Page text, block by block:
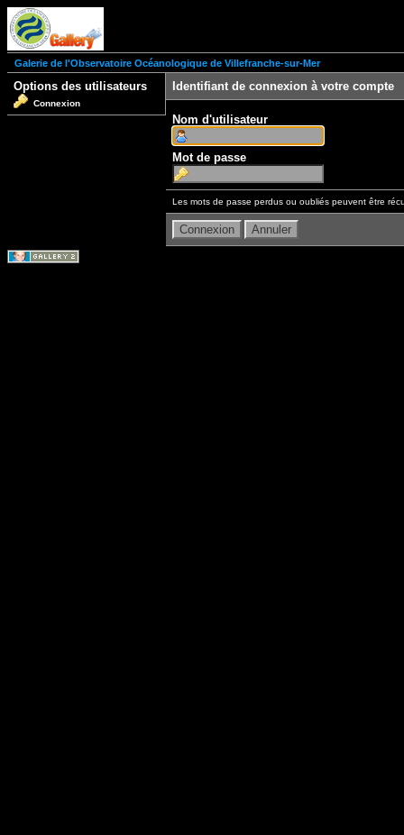
Galerie de l'Observatoire Océanologique de Villefranche-sur-Mer
Options des utilisateurs
Connexion
Identifiant de connexion à votre compte
Nom d'utilisateur
Mot de passe
Les mots de passe perdus ou oubliés peuvent être